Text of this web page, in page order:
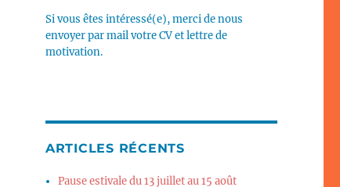
Si vous êtes intéressé(e), merci de nous
envoyer par mail votre CV et lettre de
motivation.
ARTICLES RÉCENTS
Pause estivale du 13 juillet au 15 août